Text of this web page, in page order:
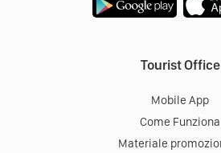
Tourist Office
Mobile App
Come Funziona
Materiale